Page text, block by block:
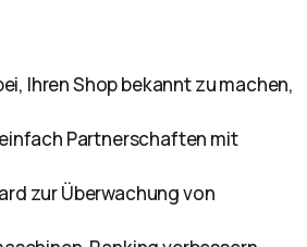
Ihren Shop bekannt zu machen,
Partnerschaften mit
zur Überwachung von